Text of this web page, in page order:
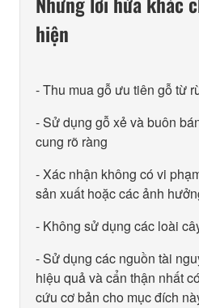
hiện
- Thu mua gỗ ưu tiên gỗ từ
- Sử dụng gỗ xẻ và buôn
cung rõ ràng
- Xác nhận không có vi
sản xuất hoặc các ảnh
- Không sử dụng các loài
- Sử dụng các nguồn tài
hiệu quả và cẩn thận nhất
cứu cơ bản cho mục đích